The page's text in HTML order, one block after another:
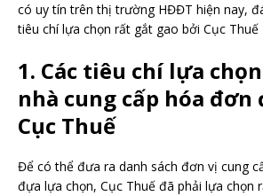
có uy tín trên thị trường HĐĐT hiện nay,
tiêu chí lựa chọn rất gắt gao bởi Cục Thuế
1. Các tiêu chí lựa
nhà cung cấp hóa
Cục Thuế
Để có thể đưa ra danh sách đơn vị cung
đựa lựa chọn, Cục Thuế đã phải lựa chọn